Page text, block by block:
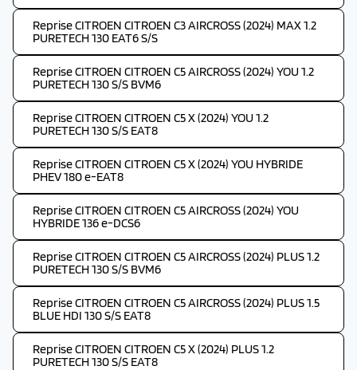
Reprise CITROEN CITROEN C3 AIRCROSS (2024) MAX 1.2
PURETECH 130 EAT6 S/S
Reprise CITROEN CITROEN C5 AIRCROSS (2024) YOU 1.2
PURETECH 130 S/S BVM6
Reprise CITROEN CITROEN C5 X (2024) YOU 1.2
PURETECH 130 S/S EAT8
Reprise CITROEN CITROEN C5 X (2024) YOU HYBRIDE
PHEV 180 e-EAT8
Reprise CITROEN CITROEN C5 AIRCROSS (2024) YOU
HYBRIDE 136 e-DCS6
Reprise CITROEN CITROEN C5 AIRCROSS (2024) PLUS 1.2
PURETECH 130 S/S BVM6
Reprise CITROEN CITROEN C5 AIRCROSS (2024) PLUS 1.5
BLUE HDI 130 S/S EAT8
Reprise CITROEN CITROEN C5 X (2024) PLUS 1.2
PURETECH 130 S/S EAT8